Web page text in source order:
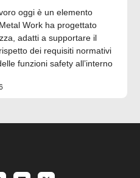
oggi è un elemento
Work ha progettato
adatti a supportare il
dei requisiti normativi
funzioni safety all’interno